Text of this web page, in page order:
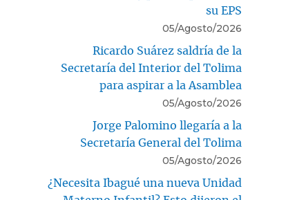
su EPS
05/Agosto/2026
Ricardo Suárez saldría de la
Secretaría del Interior del Tolima
para aspirar a la Asamblea
05/Agosto/2026
Jorge Palomino llegaría a la
Secretaría General del Tolima
05/Agosto/2026
¿Necesita Ibagué una nueva Unidad